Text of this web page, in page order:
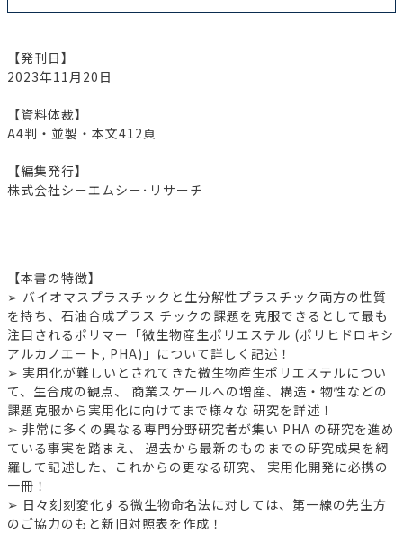
【発刊日】
2023年11月20日
【資料体裁】
A4判・並製・本文412頁
【編集発行】
株式会社シーエムシー･リサーチ
【本書の特徴】
➢ バイオマスプラスチックと生分解性プラスチック両方の性質
を持ち、石油合成プラス チックの課題を克服できるとして最も
注目されるポリマー「微生物産生ポリエステル (ポリヒドロキシ
アルカノエート, PHA)」について詳しく記述！
➢ 実用化が難しいとされてきた微生物産生ポリエステルについ
て、生合成の観点、 商業スケールへの増産、構造・物性などの
課題克服から実用化に向けてまで様々な 研究を詳述！
➢ 非常に多くの異なる専門分野研究者が集い PHA の研究を進め
ている事実を踏まえ、 過去から最新のものまでの研究成果を網
羅して記述した、これからの更なる研究、 実用化開発に必携の
一冊！
➢ 日々刻刻変化する微生物命名法に対しては、第一線の先生方
のご協力のもと新旧対照表を作成！